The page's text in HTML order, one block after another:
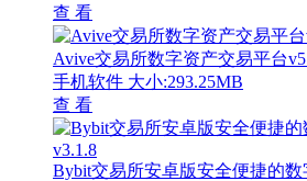
查 看
Avive交易所数字资产交易平台
手机软件 大小:293.25MB
查 看
Bybit交易所安卓版安全便捷的